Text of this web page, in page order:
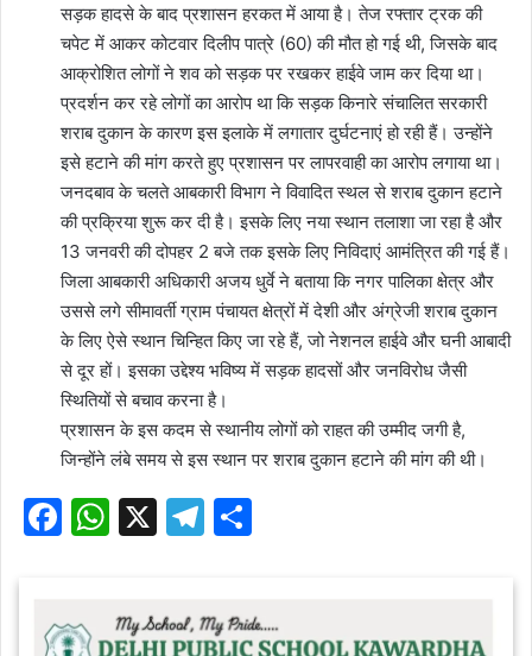
सड़क हादसे के बाद प्रशासन हरकत में आया है। तेज रफ्तार ट्रक की
चपेट में आकर कोटवार दिलीप पात्रे (60) की मौत हो गई थी, जिसके बाद
आक्रोशित लोगों ने शव को सड़क पर रखकर हाईवे जाम कर दिया था।
प्रदर्शन कर रहे लोगों का आरोप था कि सड़क किनारे संचालित सरकारी
शराब दुकान के कारण इस इलाके में लगातार दुर्घटनाएं हो रही हैं। उन्होंने
इसे हटाने की मांग करते हुए प्रशासन पर लापरवाही का आरोप लगाया था।
जनदबाव के चलते आबकारी विभाग ने विवादित स्थल से शराब दुकान हटाने
की प्रक्रिया शुरू कर दी है। इसके लिए नया स्थान तलाशा जा रहा है और
13 जनवरी की दोपहर 2 बजे तक इसके लिए निविदाएं आमंत्रित की गई हैं।
जिला आबकारी अधिकारी अजय धुर्वे ने बताया कि नगर पालिका क्षेत्र और
उससे लगे सीमावर्ती ग्राम पंचायत क्षेत्रों में देशी और अंग्रेजी शराब दुकान
के लिए ऐसे स्थान चिन्हित किए जा रहे हैं, जो नेशनल हाईवे और घनी आबादी
से दूर हों। इसका उद्देश्य भविष्य में सड़क हादसों और जनविरोध जैसी
स्थितियों से बचाव करना है।
प्रशासन के इस कदम से स्थानीय लोगों को राहत की उम्मीद जगी है,
जिन्होंने लंबे समय से इस स्थान पर शराब दुकान हटाने की मांग की थी।
F
e
W
s
X
T
gr e